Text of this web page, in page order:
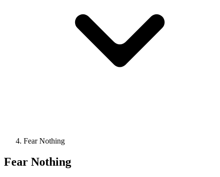
Fear Nothing
Fear Nothing